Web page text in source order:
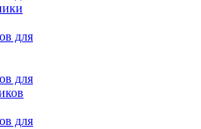
для
для
для